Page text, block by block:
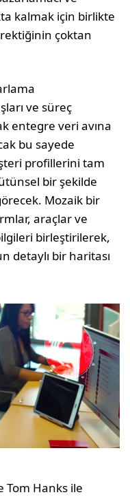
kalmak için birlikte
çoktan
ve süreç
entegre veri avına
bu sayede
profillerini tam
bir şekilde
Mozaik bir
araçlar ve
birleştirilerek,
detaylı bir haritası
Tom Hanks ile